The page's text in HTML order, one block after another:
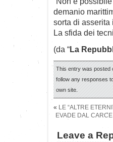
demanio
sorta di asserita
La sfida dei
(da “La
This entry was posted
follow any responses
own site.
« LE “ALTRE
EVADE DAL
Leave a